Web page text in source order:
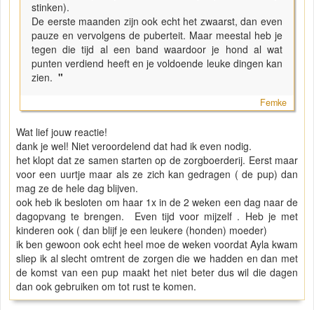
stinken).
De eerste maanden zijn ook echt het zwaarst, dan even
pauze en vervolgens de puberteit. Maar meestal heb je
tegen die tijd al een band waardoor je hond al wat
punten verdiend heeft en je voldoende leuke dingen kan
zien. "
Femke
Wat lief jouw reactie!
dank je wel! Niet veroordelend dat had ik even nodig.
het klopt dat ze samen starten op de zorgboerderij. Eerst maar
voor een uurtje maar als ze zich kan gedragen ( de pup) dan
mag ze de hele dag blijven.
ook heb ik besloten om haar 1x in de 2 weken een dag naar de
dagopvang te brengen. Even tijd voor mijzelf . Heb je met
kinderen ook ( dan blijf je een leukere (honden) moeder)
ik ben gewoon ook echt heel moe de weken voordat Ayla kwam
sliep ik al slecht omtrent de zorgen die we hadden en dan met
de komst van een pup maakt het niet beter dus wil die dagen
dan ook gebruiken om tot rust te komen.